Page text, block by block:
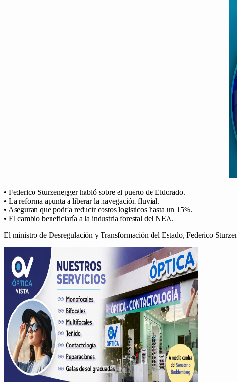
• Fed­eri­co Sturzeneg­ger habló sobre el puer­to de Eldo­ra­do.
• La refor­ma apun­ta a lib­er­ar la nave­gación flu­vial.
• Ase­gu­ran que podría reducir cos­tos logís­ti­cos has­ta un 15%.
• El cam­bio ben­e­fi­cia­ría a la indus­tria fore­stal del NEA.
El min­istro de Desreg­u­lación y Trans­for­ma­ción del Esta­do, Fed­eri­co